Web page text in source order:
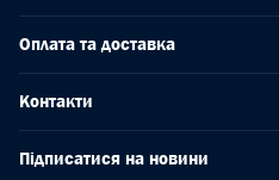
Оплата та доставка
Контакти
Підписатися на новини